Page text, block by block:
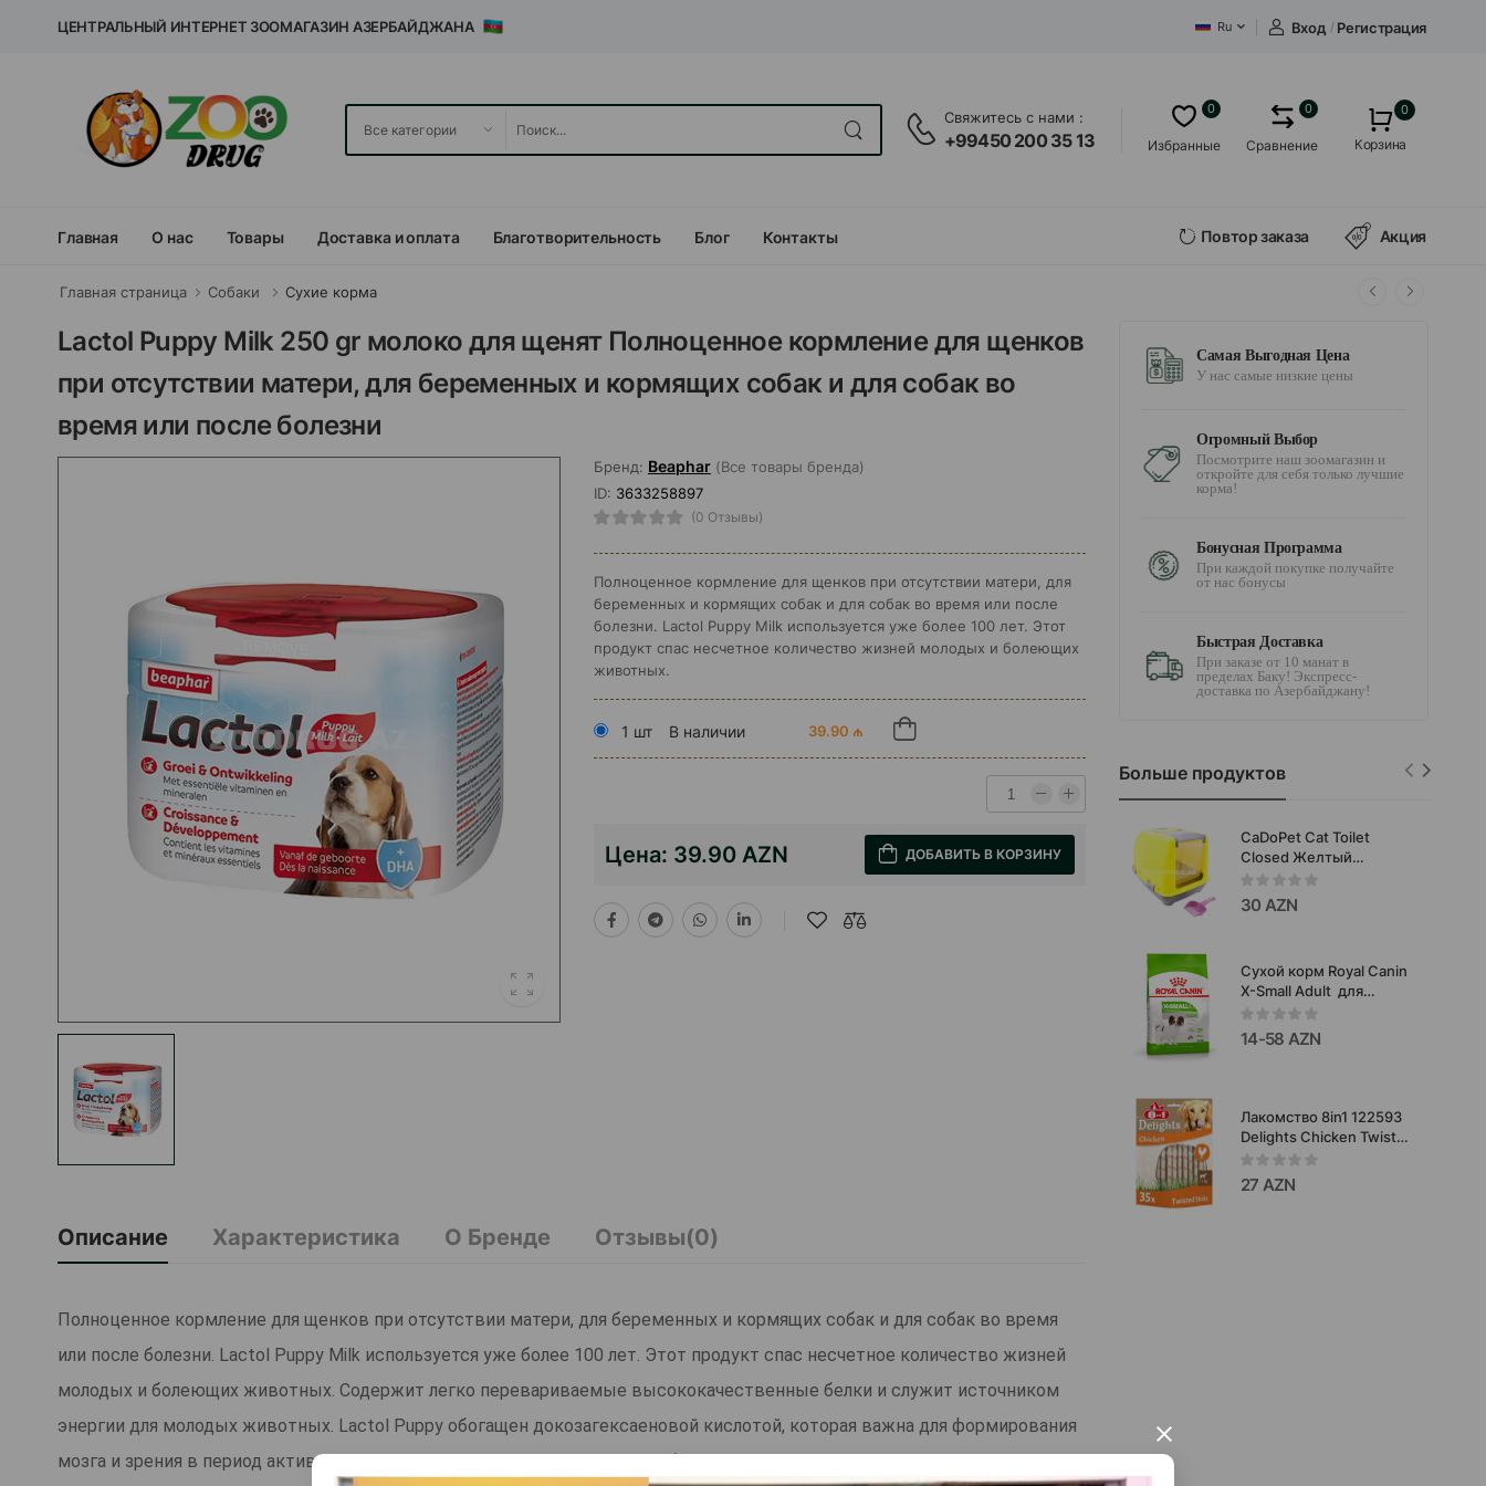
×
ЦЕНТРАЛЬНЫЙ ИНТЕРНЕТ ЗООМАГАЗИН АЗЕРБАЙДЖАНА Ru Вход / Регистрация
Свяжитесь с нами :
+99450 200 35 13 Избранные
0
Сравнение
0 0
Корзина
Главная О нас Товары Доставка и оплата Благотворительность Блог Контакты Повтор заказа Акция
Главная страница Собаки Сухие корма
Lactol Puppy Milk 250 gr молоко для щенят Полноценное кормление для щенков
при отсутствии матери, для беременных и кормящих собак и для собак во
время или после болезни
Бренд: Beaphar (Все товары бренда)
ID: 3633258897
(0 Отзывы)
Полноценное кормление для щенков при отсутствии матери, для
беременных и кормящих собак и для собак во время или после
болезни. Lactol Puppy Milk используется уже более 100 лет. Этот
продукт спас несчетное количество жизней молодых и болеющих
животных.
1 шт В наличии 39.90 ₼
Цена: 39.90 AZN ДОБАВИТЬ В КОРЗИНУ
Описание Характеристика О Бренде Отзывы(0)
Полноценное кормление для щенков при отсутствии матери, для беременных и кормящих собак и для собак во время
или после болезни. Lactol Puppy Milk используется уже более 100 лет. Этот продукт спас несчетное количество жизней
молодых и болеющих животных. Содержит легко перевариваемые высококачественные белки и служит источником
энергии для молодых животных. Lactol Puppy обогащен докозагексаеновой кислотой, которая важна для формирования
мозга и зрения в период активного роста животного, и естественным образом содержится в материнском молоке. Так
Самая Выгодная Цена
У нас самые низкие цены
Огромный Выбор
Посмотрите наш зоомагазин и
откройте для себя только лучшие
корма!
Бонусная Программа
При каждой покупке получайте
от нас бонусы
Быстрая Доставка
При заказе от 10 манат в
пределах Баку! Экспресс-
доставка по Азербайджану!
Больше продуктов
CaDoPet Cat Toilet
Closed Желтый
закрытий биотуалет для
кошек 32х47х36 см
30 AZN
Сухой корм Royal Canin
X-Small Adult для
миниатюрных собак
меньше 4 кг от 10 мес.
до 8 лет.
14-58 AZN
Лакомство 8in1 122593
Delights Chicken Twisted
Sticks - набор тонких
жевательных палочек,
скрученных с
27 AZN